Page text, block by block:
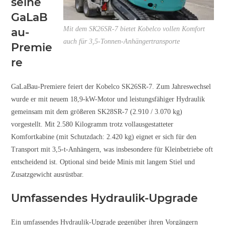
Mit dem SK26SR-7 bietet Kobelco vollen Komfort
auch für 3,5-Tonnen-Anhängertransporte
GaLaB
au-
Premie
re
GaLaBau-Premiere feiert der Kobelco SK26SR-7. Zum Jahreswechsel
wurde er mit neuem 18,9-kW-Motor und leistungsfähiger Hydraulik
gemeinsam mit dem größeren SK28SR-7 (2.910 / 3.070 kg)
vorgestellt. Mit 2.580 Kilogramm trotz vollausgestatteter
Komfortkabine (mit Schutzdach: 2.420 kg) eignet er sich für den
Transport mit 3,5-t-Anhängern, was insbesondere für Kleinbetriebe oft
entscheidend ist. Optional sind beide Minis mit langem Stiel und
Zusatzgewicht ausrüstbar.
Umfassendes Hydraulik-Upgrade
Ein umfassendes Hydraulik-Upgrade gegenüber ihren Vorgängern